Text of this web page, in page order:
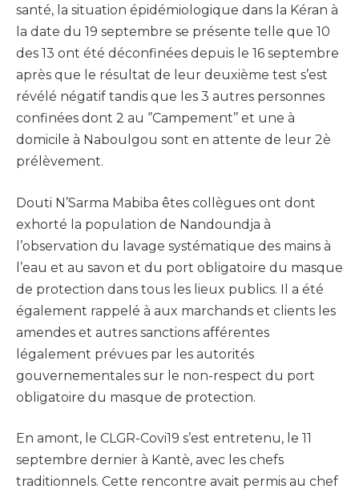
santé, la situation épidémiologique dans la Kéran à
la date du 19 septembre se présente telle que 10
des 13 ont été déconfinées depuis le 16 septembre
après que le résultat de leur deuxième test s’est
révélé négatif tandis que les 3 autres personnes
confinées dont 2 au ‘’Campement’’ et une à
domicile à Naboulgou sont en attente de leur 2è
prélèvement.
Douti N’Sarma Mabiba êtes collègues ont dont
exhorté la population de Nandoundja à
l’observation du lavage systématique des mains à
l’eau et au savon et du port obligatoire du masque
de protection dans tous les lieux publics. Il a été
également rappelé à aux marchands et clients les
amendes et autres sanctions afférentes
légalement prévues par les autorités
gouvernementales sur le non-respect du port
obligatoire du masque de protection.
En amont, le CLGR-Covi19 s’est entretenu, le 11
septembre dernier à Kantè, avec les chefs
traditionnels. Cette rencontre avait permis au chef